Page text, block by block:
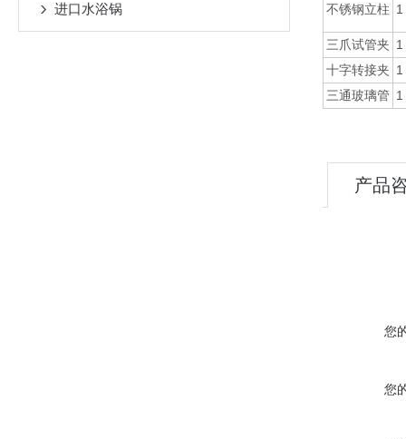
进口水浴锅 不锈钢立柱
三爪试管夹
十字转接夹
三通玻璃管
产品
您
您